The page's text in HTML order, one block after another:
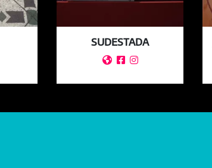
SUDESTADA
  